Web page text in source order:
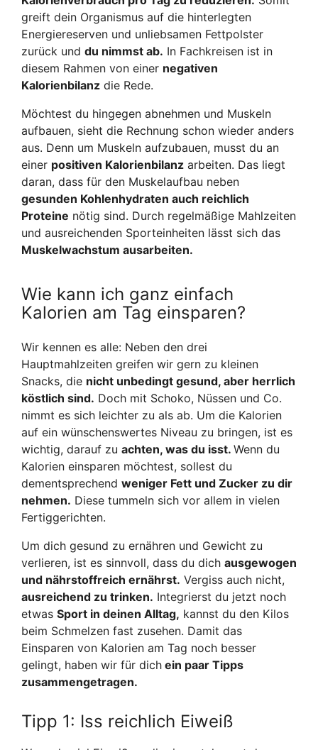
greift dein Organismus auf die hinterlegten
Energiereserven und unliebsamen Fettpolster
zurück und du nimmst ab. In Fachkreisen ist in
diesem Rahmen von einer negativen
Kalorienbilanz die Rede.
Möchtest du hingegen abnehmen und Muskeln
aufbauen, sieht die Rechnung schon wieder anders
aus. Denn um Muskeln aufzubauen, musst du an
einer positiven Kalorienbilanz arbeiten. Das liegt
daran, dass für den Muskelaufbau neben
gesunden Kohlenhydraten auch reichlich
Proteine nötig sind. Durch regelmäßige Mahlzeiten
und ausreichenden Sporteinheiten lässt sich das
Muskelwachstum ausarbeiten.
Wie kann ich ganz einfach
Kalorien am Tag einsparen?
Wir kennen es alle: Neben den drei
Hauptmahlzeiten greifen wir gern zu kleinen
Snacks, die nicht unbedingt gesund, aber herrlich
köstlich sind. Doch mit Schoko, Nüssen und Co.
nimmt es sich leichter zu als ab. Um die Kalorien
auf ein wünschenswertes Niveau zu bringen, ist es
wichtig, darauf zu achten, was du isst. Wenn du
Kalorien einsparen möchtest, sollest du
dementsprechend weniger Fett und Zucker zu dir
nehmen. Diese tummeln sich vor allem in vielen
Fertiggerichten.
Um dich gesund zu ernähren und Gewicht zu
verlieren, ist es sinnvoll, dass du dich ausgewogen
und nährstoffreich ernährst. Vergiss auch nicht,
ausreichend zu trinken. Integrierst du jetzt noch
etwas Sport in deinen Alltag, kannst du den Kilos
beim Schmelzen fast zusehen. Damit das
Einsparen von Kalorien am Tag noch besser
gelingt, haben wir für dich ein paar Tipps
zusammengetragen.
Tipp 1: Iss reichlich Eiweiß